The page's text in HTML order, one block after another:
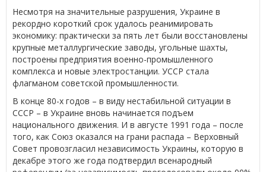
Несмотря на значительные разрушения, Украине в
рекордно короткий срок удалось реанимировать
экономику: практически за пять лет были восстановлены
крупные металлургические заводы, угольные шахты,
построены предприятия военно-промышленного
комплекса и новые электростанции. УССР стала
флагманом советской промышленности.
В конце 80-х годов – в виду нестабильной ситуации в
СССР – в Украине вновь начинается подъем
национального движения. И в августе 1991 года – после
того, как Союз оказался на грани распада – Верховный
Совет провозгласил независимость Украины, которую в
декабре этого же года подтвердил всенародный